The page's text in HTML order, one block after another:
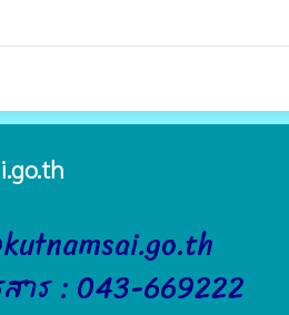
าร : 043-669222